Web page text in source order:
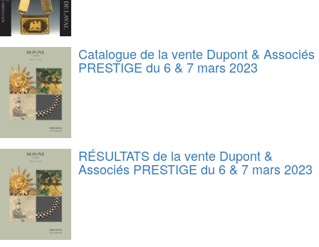
Catalogue de la vente Dupont & Associés
PRESTIGE du 6 & 7 mars 2023
RÉSULTATS de la vente Dupont &
Associés PRESTIGE du 6 & 7 mars 2023